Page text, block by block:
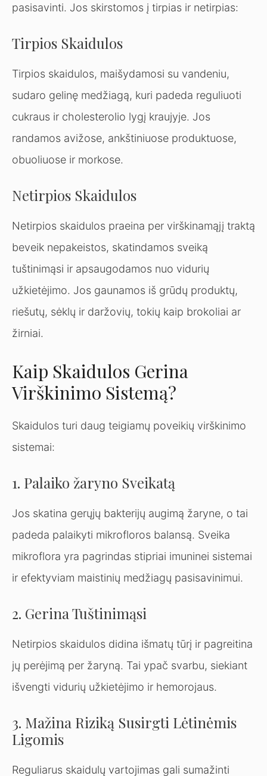
pasisavinti. Jos skirstomos į tirpias ir netirpias:
Tirpios Skaidulos
Tirpios skaidulos, maišydamosi su vandeniu,
sudaro gelinę medžiagą, kuri padeda reguliuoti
cukraus ir cholesterolio lygį kraujyje. Jos
randamos avižose, ankštiniuose produktuose,
obuoliuose ir morkose.
Netirpios Skaidulos
Netirpios skaidulos praeina per virškinamąjį traktą
beveik nepakeistos, skatindamos sveiką
tuštinimąsi ir apsaugodamos nuo vidurių
užkietėjimo. Jos gaunamos iš grūdų produktų,
riešutų, sėklų ir daržovių, tokių kaip brokoliai ar
žirniai.
Kaip Skaidulos Gerina
Virškinimo Sistemą?
Skaidulos turi daug teigiamų poveikių virškinimo
sistemai:
1. Palaiko žaryno Sveikatą
Jos skatina gerųjų bakterijų augimą žaryne, o tai
padeda palaikyti mikrofloros balansą. Sveika
mikroflora yra pagrindas stipriai imuninei sistemai
ir efektyviam maistinių medžiagų pasisavinimui.
2. Gerina Tuštinimąsi
Netirpios skaidulos didina išmatų tūrį ir pagreitina
jų perėjimą per žaryną. Tai ypač svarbu, siekiant
išvengti vidurių užkietėjimo ir hemorojaus.
3. Mažina Riziką Susirgti Lėtinėmis
Ligomis
Reguliarus skaidulų vartojimas gali sumažinti